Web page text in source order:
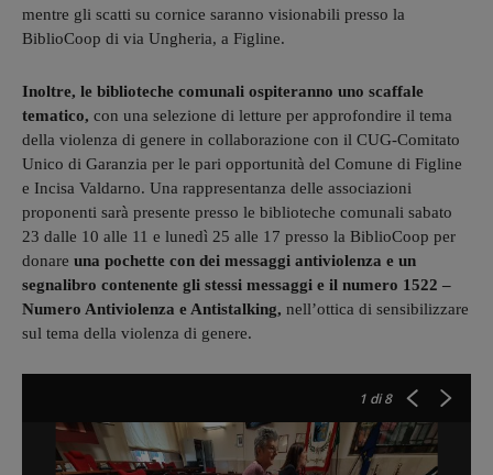
mentre gli scatti su cornice saranno visionabili presso la
BiblioCoop di via Ungheria, a Figline.
Inoltre, le biblioteche comunali ospiteranno uno scaffale
tematico, con una selezione di letture per approfondire il tema
della violenza di genere in collaborazione con il CUG-Comitato
Unico di Garanzia per le pari opportunità del Comune di Figline
e Incisa Valdarno. Una rappresentanza delle associazioni
proponenti sarà presente presso le biblioteche comunali sabato
23 dalle 10 alle 11 e lunedì 25 alle 17 presso la BiblioCoop per
donare una pochette con dei messaggi antiviolenza e un
segnalibro contenente gli stessi messaggi e il numero 1522 –
Numero Antiviolenza e Antistalking, nell’ottica di sensibilizzare
sul tema della violenza di genere.
1 di 8